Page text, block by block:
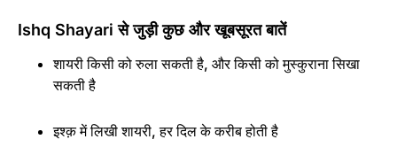
Ishq Shayari से जुड़ी कुछ और खूबसूरत बातें
शायरी किसी को रुला सकती है, और किसी को मुस्कुराना सिखा
सकती है
इश्क़ में लिखी शायरी, हर दिल के करीब होती है